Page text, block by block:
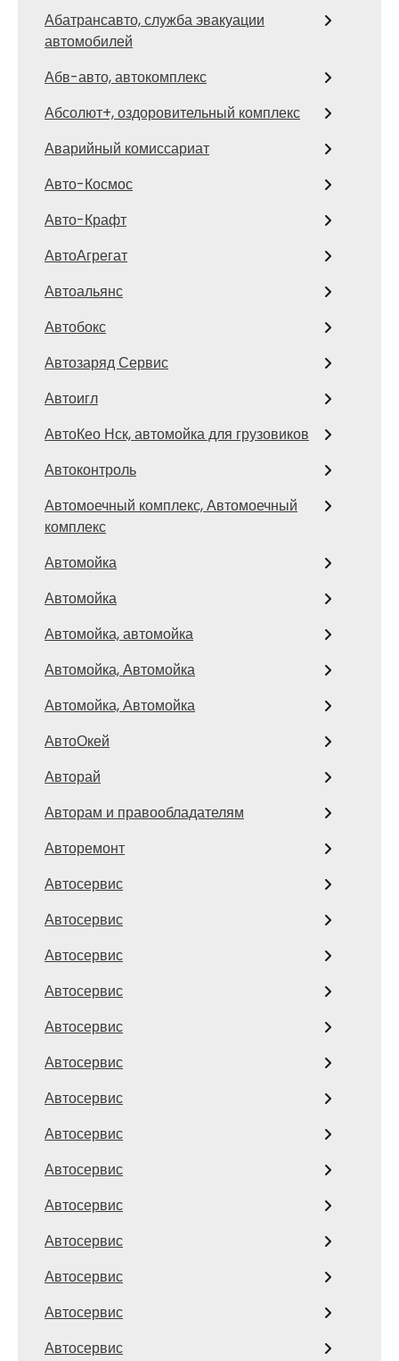
Абатрансавто, служба эвакуации
автомобилей
Абв-авто, автокомплекс
Абсолют+, оздоровительный комплекс
Аварийный комиссариат
Авто-Космос
Авто-Крафт
АвтоАгрегат
Автоальянс
Автобокс
Автозаряд Сервис
Автоигл
АвтоКео Нск, автомойка для грузовиков
Автоконтроль
Автомоечный комплекс, Автомоечный
комплекс
Автомойка
Автомойка
Автомойка, автомойка
Автомойка, Автомойка
Автомойка, Автомойка
АвтоОкей
Авторай
Авторам и правообладателям
Авторемонт
Автосервис
Автосервис
Автосервис
Автосервис
Автосервис
Автосервис
Автосервис
Автосервис
Автосервис
Автосервис
Автосервис
Автосервис
Автосервис
Автосервис